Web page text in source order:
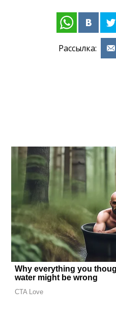
Рассылка: